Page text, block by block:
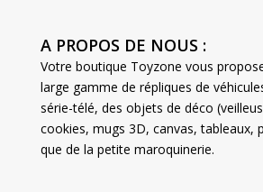
A PROPOS DE NOUS :
Votre boutique Toyzone vous
large gamme de répliques de
série-télé, des objets de déco
cookies, mugs 3D, canvas, tableaux,
que de la petite maroquinerie.